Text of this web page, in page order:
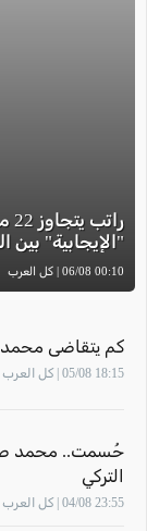
"الإيجابية" بين
00:10 06/08 | كل العرب
كم يتقاضى محمد
18:15 05/08 | كل العرب
حُسمت.. محمد
التركي
23:55 04/08 | كل العرب